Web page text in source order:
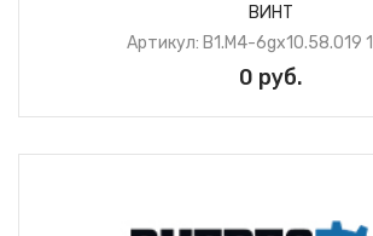
ВИНТ
Артикул: B1.М4-6gх10.58.019
0 руб.